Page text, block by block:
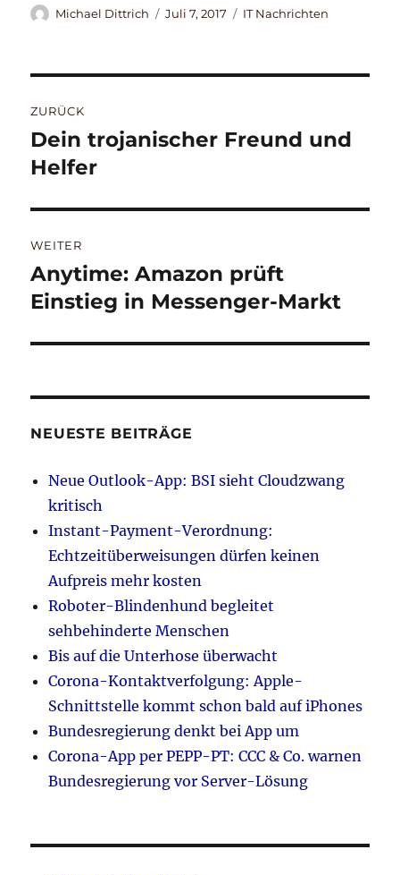
Autor
Michael Dittrich
Veröffentlicht
Juli 7, 2017 Kategorien
IT Nachrichten
ZURÜCK
Vorheriger
Beitrag:
Dein trojanischer Freund und
Helfer
WEITER
Nächster
Beitrag:
Anytime: Amazon prüft
Einstieg in Messenger-Markt
NEUESTE BEITRÄGE
Neue Outlook-App: BSI sieht Cloudzwang
kritisch
Instant-Payment-Verordnung:
Echtzeitüberweisungen dürfen keinen
Aufpreis mehr kosten
Roboter-Blindenhund begleitet
sehbehinderte Menschen
Bis auf die Unterhose überwacht
Corona-Kontaktverfolgung: Apple-
Schnittstelle kommt schon bald auf iPhones
Bundesregierung denkt bei App um
Corona-App per PEPP-PT: CCC & Co. warnen
Bundesregierung vor Server-Lösung